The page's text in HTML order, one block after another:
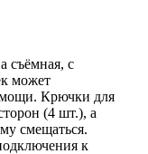
съёмная, с
может
Крючки для
(4 шт.), а
смещаться.
к